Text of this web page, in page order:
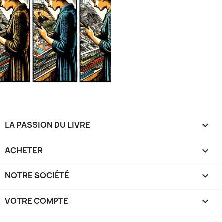
LA PASSION DU LIVRE 
ACHETER 
NOTRE SOCIÉTÉ 
VOTRE COMPTE 